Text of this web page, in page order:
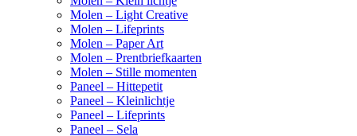
Molen – Light Creative
Molen – Lifeprints
Molen – Paper Art
Molen – Prentbriefkaarten
Molen – Stille momenten
Paneel – Hittepetit
Paneel – Kleinlichtje
Paneel – Lifeprints
Paneel – Sela